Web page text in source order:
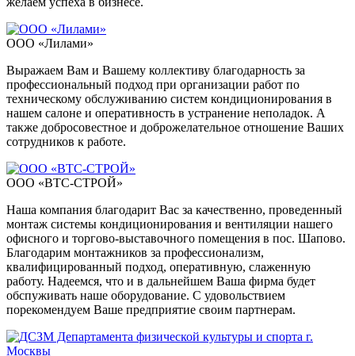
ООО «Лилами»
Выражаем Вам и Вашему коллективу благодарность за
профессиональный подход при организации работ по
техническому обслуживанию систем кондиционирования в
нашем салоне и оперативность в устранение неполадок. А
также добросовестное и доброжелательное отношение Ваших
сотрудников к работе.
ООО «ВТС-СТРОЙ»
Наша компания благодарит Вас за качественно, проведенный
монтаж системы кондиционирования и вентиляции нашего
офисного и торгово-выставочного помещения в пос. Шапово.
Благодарим монтажников за профессионализм,
квалифицированный подход, оперативную, слаженную
работу. Надеемся, что и в дальнейшем Ваша фирма будет
обспуживать наше оборудование. С удовольствием
порекомендуем Ваше предприятие своим партнерам.